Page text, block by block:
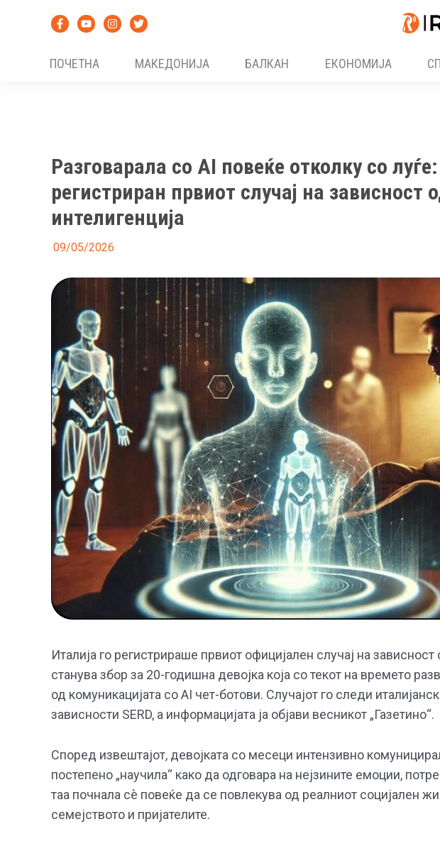
ПОЧЕТНА
МАКЕДОНИЈА БАЛКАН ЕКОНОМИЈА
Разговарала со AI повеќе отколку со
регистриран првиот случај на зависност
интелигенција
09/05/2026
Италија го регистрираше првиот официјален случај на зависност
станува збор за 20-годишна девојка која со текот на времето
од комуникацијата со AI чет-ботови. Случајот го следи
зависности SERD, а информацијата ја објави весникот „Газетино“.
Според извештајот, девојката со месеци интензивно
постепено „научила“ како да одговара на нејзините емоции,
таа почнала сè повеќе да се повлекува од реалниот социјален
семејството и пријателите.